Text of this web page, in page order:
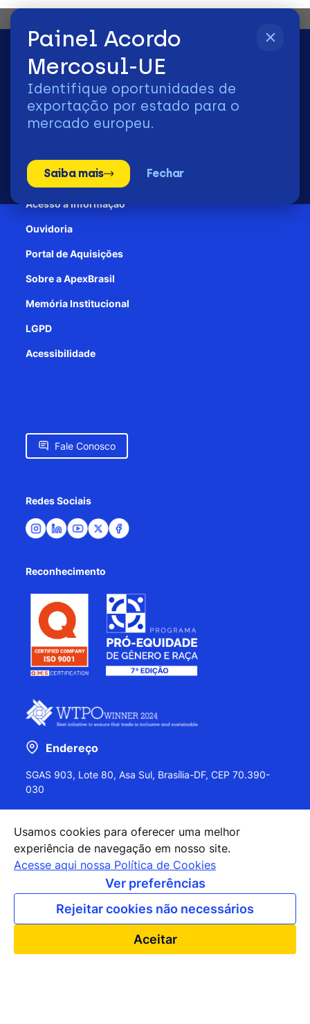
Painel Acordo
Mercosul-UE
Identifique oportunidades de
exportação por estado para o
mercado europeu.
Saiba mais Fechar
2026 | © Todos os Direitos Reservados - ApexBrasil
Patrocínio
Acesso à informação
Ouvidoria
Portal de Aquisições
Sobre a ApexBrasil
Memória Institucional
LGPD
Acessibilidade
Fale Conosco
Redes Sociais
Reconhecimento
Endereço
SGAS 903, Lote 80, Asa Sul, Brasília-DF, CEP 70.390-
030
+55 (61) 2027-0202
+55 (61) 2027-0203
apexbrasil@apexbrasil.com.br
Nossos escritórios pelo mundo
Usamos cookies para oferecer uma melhor
experiência de navegação em nosso site.
Acesse aqui nossa Política de Cookies
Ver preferências
Rejeitar cookies não necessários
Aceitar